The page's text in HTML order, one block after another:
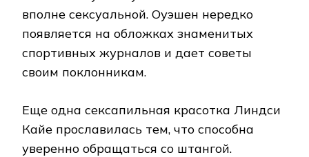
вполне сексуальной. Оуэшен нередко
появляется на обложках знаменитых
спортивных журналов и дает советы
своим поклонникам.
Еще одна сексапильная красотка Линдси
Кайе прославилась тем, что способна
уверенно обращаться со штангой.